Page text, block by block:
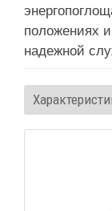
положениях
надежной